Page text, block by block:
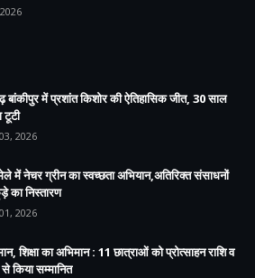
बांकीपुर में प्रशांत किशोर की ऐतिहासिक जीत, 30 साल
टूटी
2026
में नेचर ग्रीन का स्वच्छता अभियान,अतिरिक्त संसाधनों
का निस्तारण
2026
शिक्षा का अभिमान : 11 छात्राओं को प्रोत्साहन राशि व
किया सम्मानित